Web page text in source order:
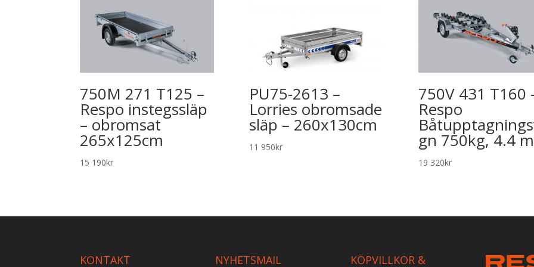
750M 271 T125 –
Respo instegssläp
– obromsat
265x125cm
15 190kr
PU75-2613 –
Lorries obromsade
släp – 260x130cm
11 950kr
750V 431 T160
Respo
gn 750kg, 4.4 m
19 320kr
KONTAKT NYHETSMAIL KÖPVILLKOR &